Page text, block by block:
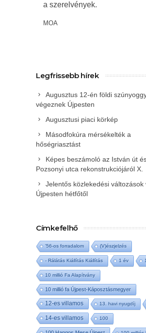
a szerelvények.
MOA
Legfrissebb hírek
Augusztus 12-én földi
végeznek Újpesten
Augusztusi piaci körkép
Másodfokúra mérsékelték a
hőségriasztást
Képes beszámoló az István út
Pozsonyi utca rekonstrukciójáról X.
Jelentős közlekedési változások
Újpesten hétfőtől
Címkefelhő
'56-os forradalom (V)észjelzés
- Rálátás Kiállítás Kiállítás 1 év
10 millió Fa Alapítvány
10 millió fa Újpest-Káposztásmegyer
12-es villamos 13. havi nyugdíj
14-es villamos 100